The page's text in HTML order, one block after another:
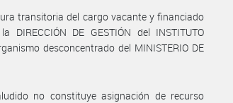
transitoria del cargo vacante y financiado
DE GESTIÓN del INSTITUTO
desconcentrado del MINISTERIO DE
no constituye asignación de recurso